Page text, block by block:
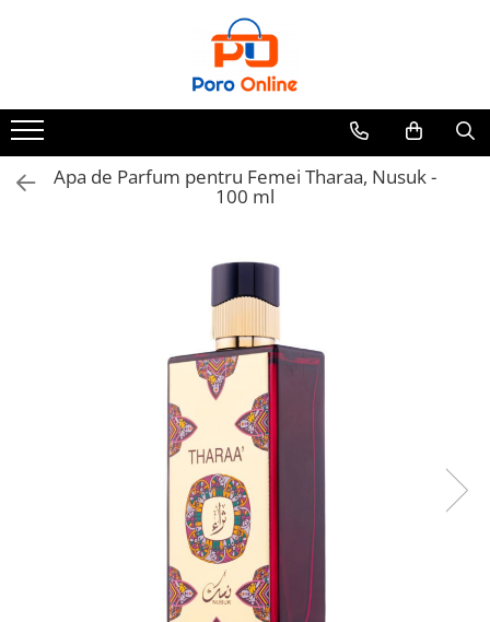
Clone
Parfum Barbati
Parfum Femei
Apa de Parfum pentru Femei Tharaa, Nusuk -
100 ml